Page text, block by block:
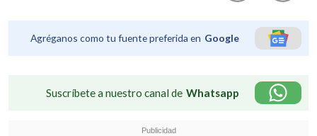
Agréganos como tu fuente preferida en Google
Suscríbete a nuestro canal de Whatsapp